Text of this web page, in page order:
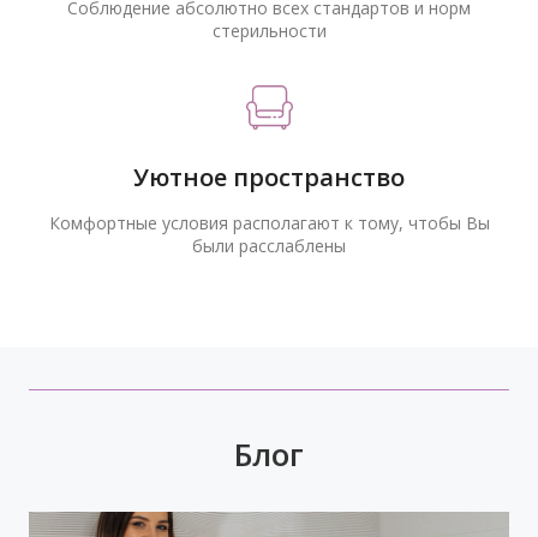
Соблюдение абсолютно всех стандартов и норм
стерильности
Уютное пространство
Комфортные условия располагают к тому, чтобы Вы
были расслаблены
Блог